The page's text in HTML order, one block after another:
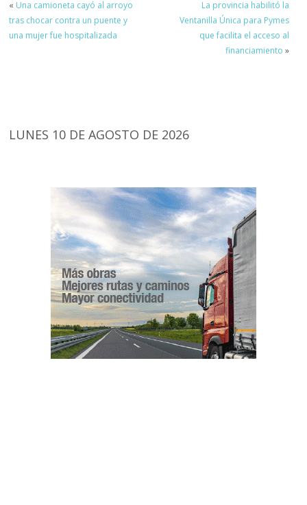
« Una camioneta cayó al arroyo
tras chocar contra un puente y
una mujer fue hospitalizada
La provincia habilitó la
Ventanilla Única para Pymes
que facilita el acceso al
financiamiento »
LUNES 10 DE AGOSTO DE 2026